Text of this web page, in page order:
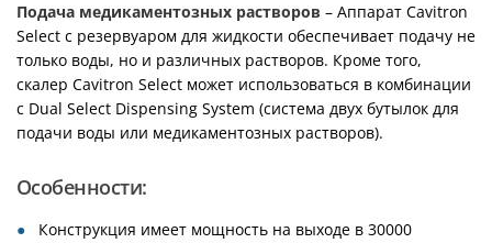
Подача медикаментозных растворов – Аппарат Cavitron
Select с резервуаром для жидкости обеспечивает подачу не
только воды, но и различных растворов. Кроме того,
скалер Cavitron Select может использоваться в комбинации
с Dual Select Dispensing System (система двух бутылок для
подачи воды или медикаментозных растворов).
Особенности:
Конструкция имеет мощность на выходе в 30000